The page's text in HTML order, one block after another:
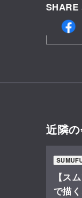
SHARE
近隣
【ス
で描